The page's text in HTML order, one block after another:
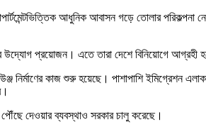
আধুনিক আবাসন গড়ে তোলার
প্রয়োজন। এতে তারা দেশে বিনিয়োগে আগ্রহী
নির্মাণের কাজ শুরু হয়েছে। পাশাপাশি
পৌঁছে দেওয়ার ব্যবস্থাও সরকার চালু করেছে।